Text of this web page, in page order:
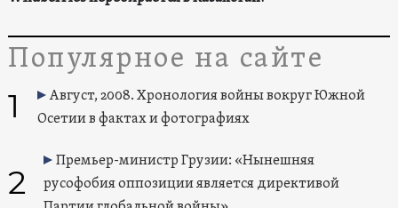
Популярное на сайте
1
Август, 2008. Хронология войны вокруг Южной
Осетии в фактах и фотографиях
2
Премьер-министр Грузии: «Нынешняя
русофобия оппозиции является директивой